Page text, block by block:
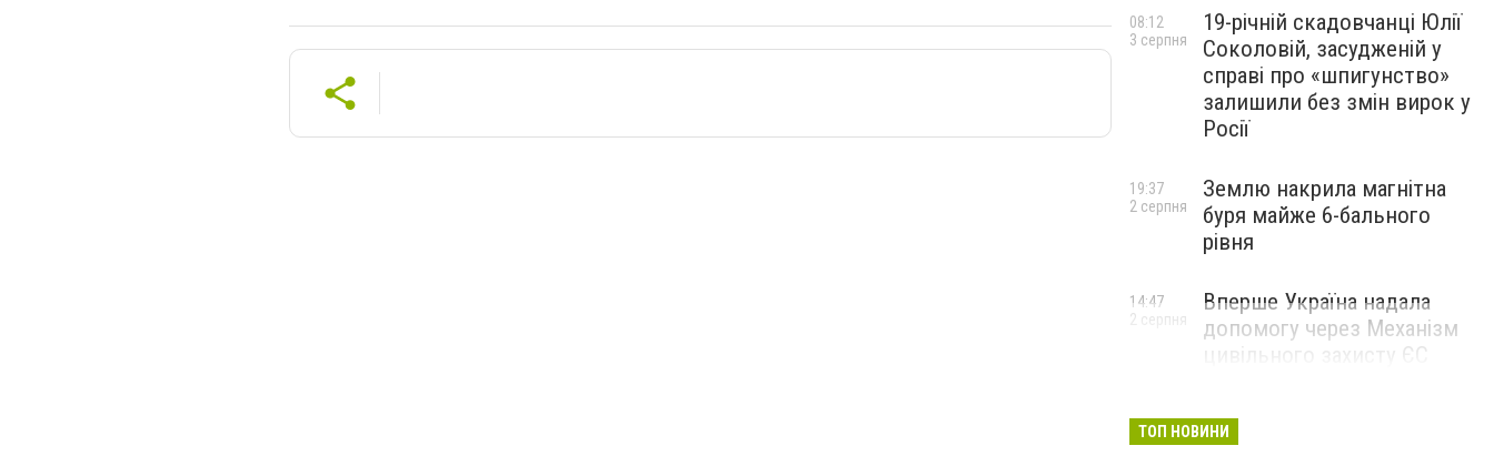
19-річній скадовчанці Юлії
Соколовій, засудженій у
справі про «шпигунство»
залишили без змін вирок у
Росії
08:12
3 серпня
Землю накрила магнітна
буря майже 6-бального
рівня
19:37
2 серпня
Вперше Україна надала
допомогу через Механізм
цивільного захисту ЄС
14:47
2 серпня
ТОП НОВИНИ